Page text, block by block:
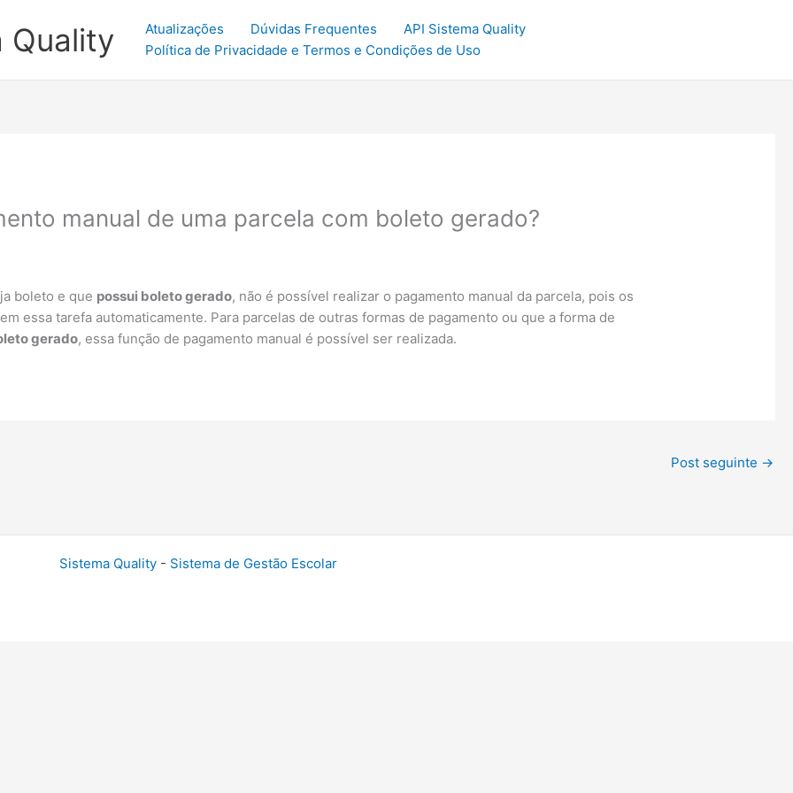
Quality Atualizações Dúvidas Frequentes
API Sistema Quality
Política de Privacidade e Termos e Condições de Uso
manual de uma parcela com boleto gerado?
boleto e que possui boleto gerado, não é possível realizar o pagamento manual da parcela, pois os
essa tarefa automaticamente. Para parcelas de outras formas de pagamento ou que a forma de
gerado, essa função de pagamento manual é possível ser realizada.
Post seguinte →
Sistema Quality - Sistema de Gestão Escolar